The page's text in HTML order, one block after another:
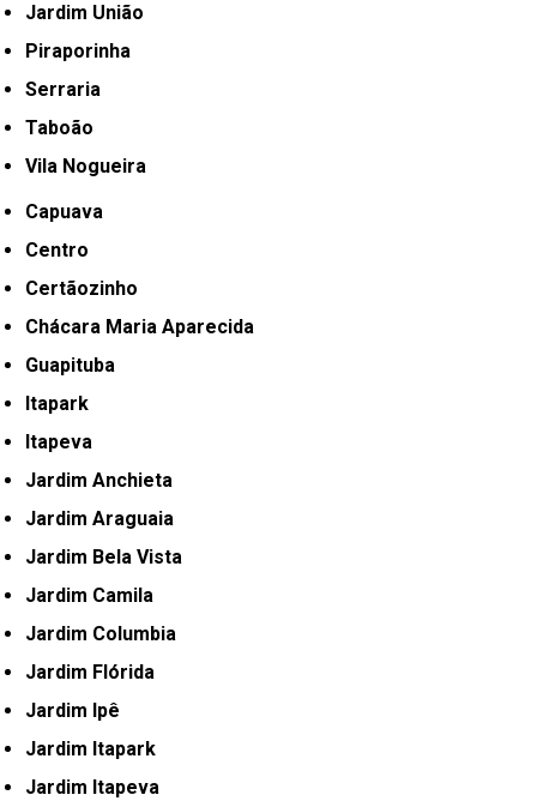
Jardim União
Piraporinha
Serraria
Taboão
Vila Nogueira
Capuava
Centro
Certãozinho
Chácara Maria Aparecida
Guapituba
Itapark
Itapeva
Jardim Anchieta
Jardim Araguaia
Jardim Bela Vista
Jardim Camila
Jardim Columbia
Jardim Flórida
Jardim Ipê
Jardim Itapark
Jardim Itapeva